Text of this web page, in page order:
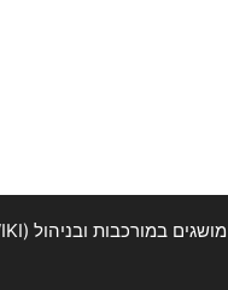
מושגים במורכבות ובניהול (WIKI)